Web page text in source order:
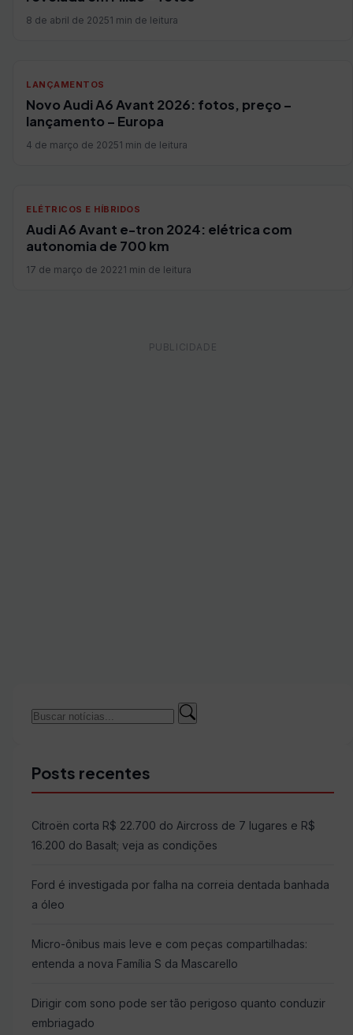
8 de abril de 20251 min de leitura
LANÇAMENTOS
Novo Audi A6 Avant 2026: fotos, preço –
lançamento – Europa
4 de março de 20251 min de leitura
ELÉTRICOS E HÍBRIDOS
Audi A6 Avant e-tron 2024: elétrica com
autonomia de 700 km
17 de março de 20221 min de leitura
Buscar
Buscar
Posts recentes
Citroën corta R$ 22.700 do Aircross de 7 lugares e R$
16.200 do Basalt; veja as condições
Ford é investigada por falha na correia dentada banhada
a óleo
Micro-ônibus mais leve e com peças compartilhadas:
entenda a nova Família S da Mascarello
Dirigir com sono pode ser tão perigoso quanto conduzir
embriagado